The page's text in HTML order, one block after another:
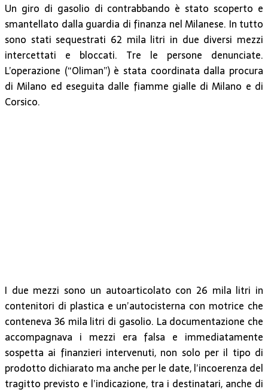
Un giro di gasolio di contrabbando è stato scoperto e
smantellato dalla guardia di finanza nel Milanese. In tutto
sono stati sequestrati 62 mila litri in due diversi mezzi
intercettati e bloccati. Tre le persone denunciate.
L’operazione (“Oliman”) è stata coordinata dalla procura
di Milano ed eseguita dalle fiamme gialle di Milano e di
Corsico.
I due mezzi sono un autoarticolato con 26 mila litri in
contenitori di plastica e un’autocisterna con motrice che
conteneva 36 mila litri di gasolio. La documentazione che
accompagnava i mezzi era falsa e immediatamente
sospetta ai finanzieri intervenuti, non solo per il tipo di
prodotto dichiarato ma anche per le date, l’incoerenza del
tragitto previsto e l’indicazione, tra i destinatari, anche di